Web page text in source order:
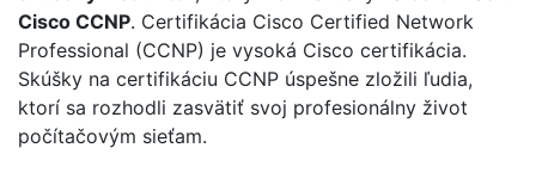
Cisco CCNP. Certifikácia Cisco Certified Network
Professional (CCNP) je vysoká Cisco certifikácia.
Skúšky na certifikáciu CCNP úspešne zložili ľudia,
ktorí sa rozhodli zasvätiť svoj profesionálny život
počítačovým sieťam.